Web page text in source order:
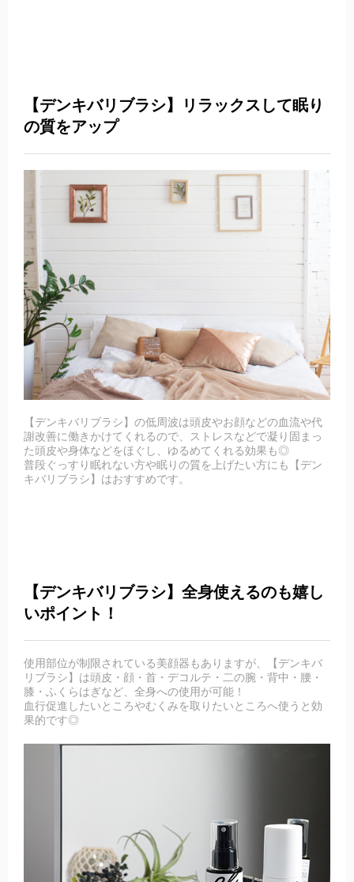
【デンキバリブラシ】リラックスして眠り
の質をアップ
【デンキバリブラシ】の低周波は頭皮やお顔などの血流や代
謝改善に働きかけてくれるので、ストレスなどで凝り固まっ
た頭皮や身体などをほぐし、ゆるめてくれる効果も◎
普段ぐっすり眠れない方や眠りの質を上げたい方にも【デン
キバリブラシ】はおすすめです。
【デンキバリブラシ】全身使えるのも嬉し
いポイント！
使用部位が制限されている美顔器もありますが、【デンキバ
リブラシ】は頭皮・顔・首・デコルテ・二の腕・背中・腰・
膝・ふくらはぎなど、全身への使用が可能！
血行促進したいところやむくみを取りたいところへ使うと効
果的です◎